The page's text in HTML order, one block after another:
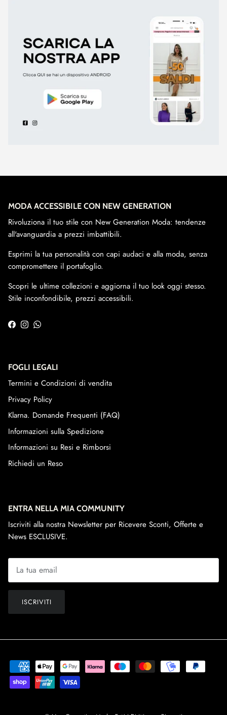
MODA ACCESSIBILE CON NEW GENERATION
Rivoluziona il tuo stile con New Generation Moda: tendenze
all'avanguardia a prezzi imbattibili.
Esprimi la tua personalità con capi audaci e alla moda, senza
compromettere il portafoglio.
Scopri le ultime collezioni e aggiorna il tuo look oggi stesso.
Stile inconfondibile, prezzi accessibili.
Facebook
InstagramWhatsApp
FOGLI LEGALI
Termini e Condizioni di vendita
Privacy Policy
Klarna. Domande Frequenti (FAQ)
Informazioni sulla Spedizione
Informazioni su Resi e Rimborsi
Richiedi un Reso
ENTRA NELLA MIA COMMUNITY
Iscriviti alla nostra Newsletter per Ricevere Sconti, Offerte e
News ESCLUSIVE.
ISCRIVITI